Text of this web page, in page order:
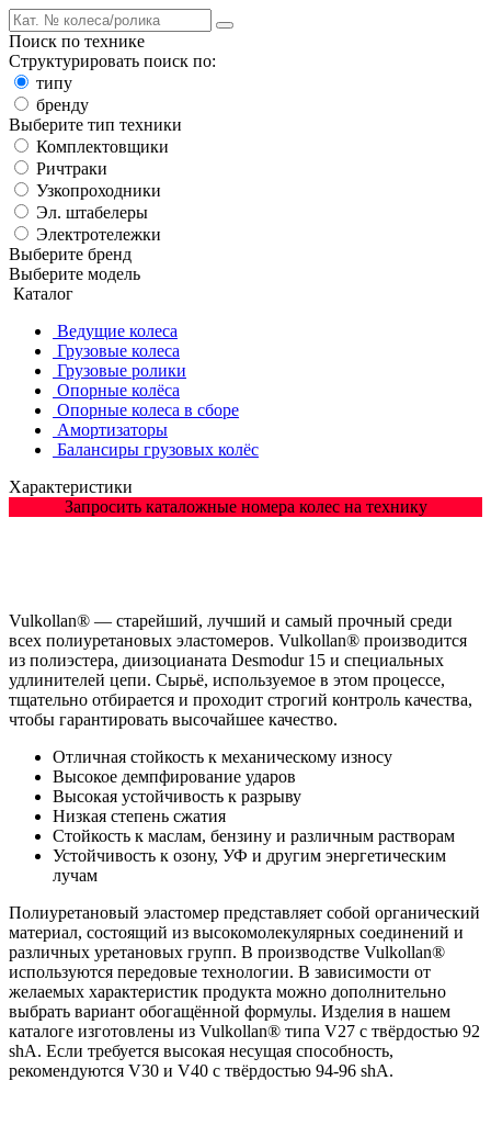
Поиск по технике
Структурировать поиск по:
типу
бренду
Выберите тип техники
Комплектовщики
Ричтраки
Узкопроходники
Эл. штабелеры
Электротележки
Выберите бренд
Выберите модель
Каталог
Ведущие колеса
Грузовые колеса
Грузовые ролики
Опорные колёса
Опорные колеса в сборе
Амортизаторы
Балансиры грузовых колёс
Характеристики
Запросить каталожные номера колес на технику
Vulkollan® — старейший, лучший и самый прочный среди
всех полиуретановых эластомеров. Vulkollan® производится
из полиэстера, диизоцианата Desmodur 15 и специальных
удлинителей цепи. Сырьё, используемое в этом процессе,
тщательно отбирается и проходит строгий контроль качества,
чтобы гарантировать высочайшее качество.
Отличная стойкость к механическому износу
Высокое демпфирование ударов
Высокая устойчивость к разрыву
Низкая степень сжатия
Стойкость к маслам, бензину и различным растворам
Устойчивость к озону, УФ и другим энергетическим
лучам
Полиуретановый эластомер представляет собой органический
материал, состоящий из высокомолекулярных соединений и
различных уретановых групп. В производстве Vulkollan®
используются передовые технологии. В зависимости от
желаемых характеристик продукта можно дополнительно
выбрать вариант обогащённой формулы. Изделия в нашем
каталоге изготовлены из Vulkollan® типа V27 с твёрдостью 92
shA. Если требуется высокая несущая способность,
рекомендуются V30 и V40 с твёрдостью 94-96 shA.